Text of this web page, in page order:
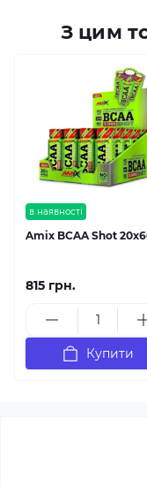
З цим
в наявності
Amix BCAA Shot
815 грн.
Купити